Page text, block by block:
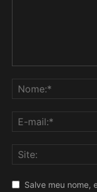
Salve meu nome,